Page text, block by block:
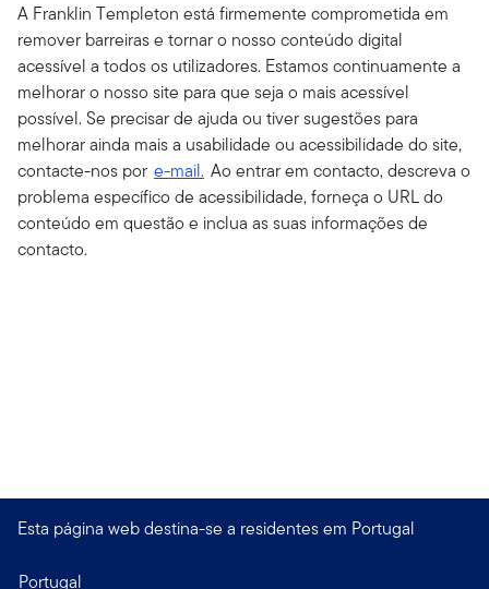
A Franklin Templeton está firmemente comprometida em
remover barreiras e tornar o nosso conteúdo digital
acessível a todos os utilizadores. Estamos continuamente a
melhorar o nosso site para que seja o mais acessível
possível. Se precisar de ajuda ou tiver sugestões para
melhorar ainda mais a usabilidade ou acessibilidade do site,
contacte-nos por e-mail. Ao entrar em contacto, descreva o
problema específico de acessibilidade, forneça o URL do
conteúdo em questão e inclua as suas informações de
contacto.
Esta página web destina-se a residentes em Portugal
Portugal